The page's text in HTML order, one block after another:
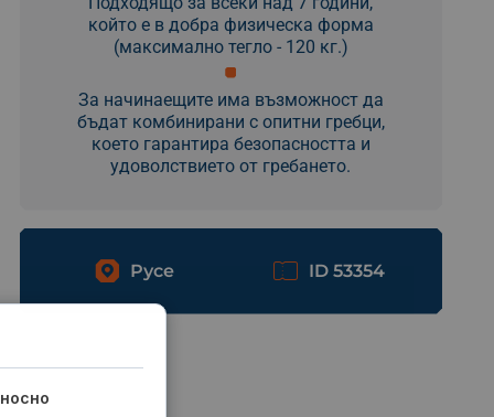
който е в добра физическа форма
(максимално тегло - 120 кг.)
За начинаещите има възможност да
бъдат комбинирани с опитни гребци,
което гарантира безопасността и
удоволствието от гребането.
Русе ID 53354